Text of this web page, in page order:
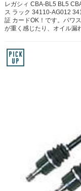
レガシィ CBA-BL5 BL5
ス ラック 34110-AG012
証 カードOK！です。パワ
が重く感じたり、オイル漏